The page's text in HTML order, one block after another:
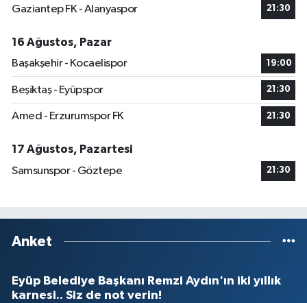
Gaziantep FK - Alanyaspor 21:30
16 Ağustos, Pazar
Başakşehir - Kocaelispor
19:00
Beşiktaş - Eyüpspor 21:30
Amed - Erzurumspor FK 21:30
17 Ağustos, Pazartesi
Samsunspor - Göztepe
21:30
Anket
Eyüp Belediye Başkanı Remzi Aydın'ın iki yıllık
karnesi.. Siz de not verin!